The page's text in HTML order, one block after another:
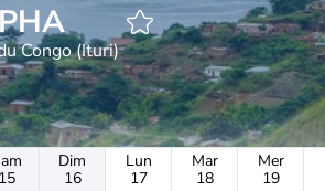
ALPHA
Congo (Ituri)
15
Dim
16
Lun
17
Mar
18
Mer
19